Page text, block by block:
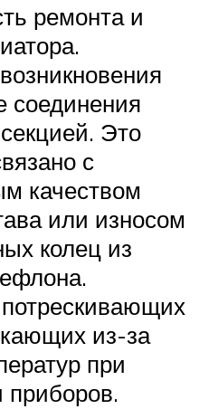
ремонта и
соединения
Это
с
качеством
или износом
колец из
из-за
при
приборов.